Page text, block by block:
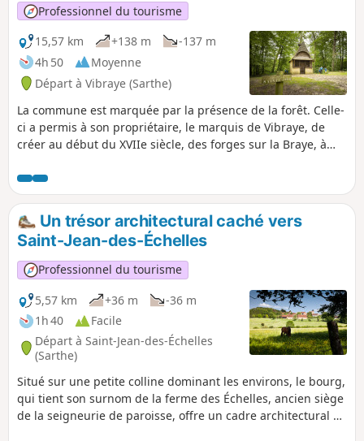
Professionnel du tourisme
15,57 km
+138 m
-137 m
4h 50
Moyenne
Départ à Vibraye (Sarthe)
La commune est marquée par la présence de la forêt. Celle-
ci a permis à son propriétaire, le marquis de Vibraye, de
créer au début du XVIIe siècle, des forges sur la Braye, à
des fours produisant fonte et fer jusqu'en 1913. Le sentier
reprend partiellement l'itinéraire emprunté par les convois
chargés de lourdes barres de fer à l'atelier du hameau de la
Fenderie, sur l'étang du même nom. À la Bouverie, autre
hameau disparu, huit maisons logeaient les voituriers des
forges, tandis que charbonniers et mineurs vivaient dans
des huttes précaires. Redevenue silencieuse, la forêt ne
conserve de cette activité passée que le réseau de chemins.
Une partie est aujourd’hui classée Natura 2000.
Un trésor architectural caché vers
Saint-Jean-des-Échelles
Professionnel du tourisme
5,57 km
+36 m
-36 m
1h 40
Facile
Départ à Saint-Jean-des-Échelles
(Sarthe)
Situé sur une petite colline dominant les environs, le bourg,
qui tient son surnom de la ferme des Échelles, ancien siège
de la seigneurie de paroisse, offre un cadre architectural et